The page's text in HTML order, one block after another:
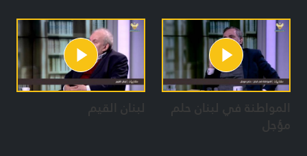
المواطنة في لبنان حلم
مؤجل
لبنان القيم